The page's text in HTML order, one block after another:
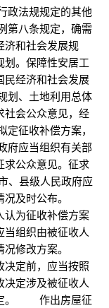
法规规定的其他
八条规定，确需
济和社会发展规
划。保障性安居工
民经济和社会发展
、土地利用总体
社会公众意见，经
征收补偿方案，
应当组织有关部
求公众意见。征求
县级人民政府应
情况及时公布。
认为征收补偿方案
组织由被征收人
情况修改方案。
定前，应当按照
定涉及被征收人
定。 作出房屋征